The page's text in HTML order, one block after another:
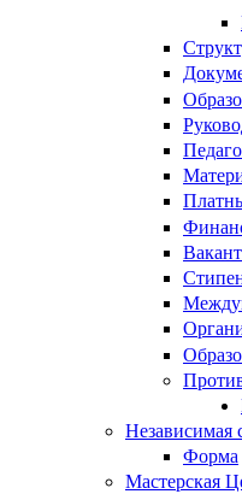
Независимая
Форма
Мастерская